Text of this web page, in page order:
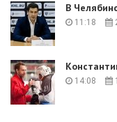
В
11:18
14:08